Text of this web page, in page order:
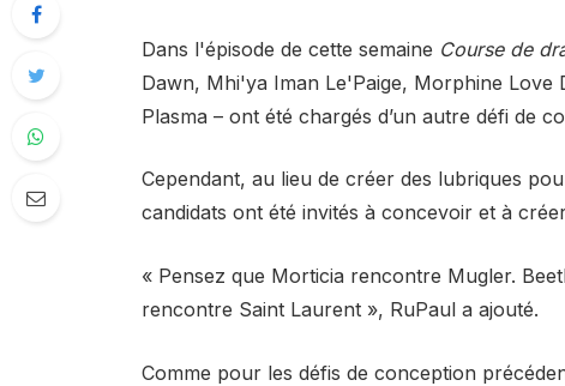
Dans l'épisode de cette semaine Course de
Dawn, Mhi'ya Iman Le'Paige, Morphine Love
Plasma – ont été chargés d’un autre défi de
Cependant, au lieu de créer des lubriques
candidats ont été invités à concevoir et à
« Pensez que Morticia rencontre Mugler.
rencontre Saint Laurent », RuPaul a ajouté.
Comme pour les défis de conception